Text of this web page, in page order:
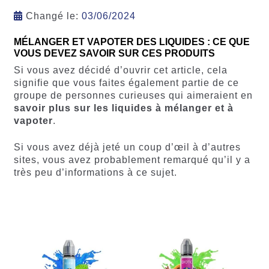
Changé le: 03/06/2024
MÉLANGER ET VAPOTER DES LIQUIDES : CE QUE
VOUS DEVEZ SAVOIR SUR CES PRODUITS
Si vous avez décidé d’ouvrir cet article, cela
signifie que vous faites également partie de ce
groupe de personnes curieuses qui aimeraient en
savoir plus sur les liquides à mélanger et à
vapoter.
Si vous avez déjà jeté un coup d’œil à d’autres
sites, vous avez probablement remarqué qu’il y a
très peu d’informations à ce sujet.